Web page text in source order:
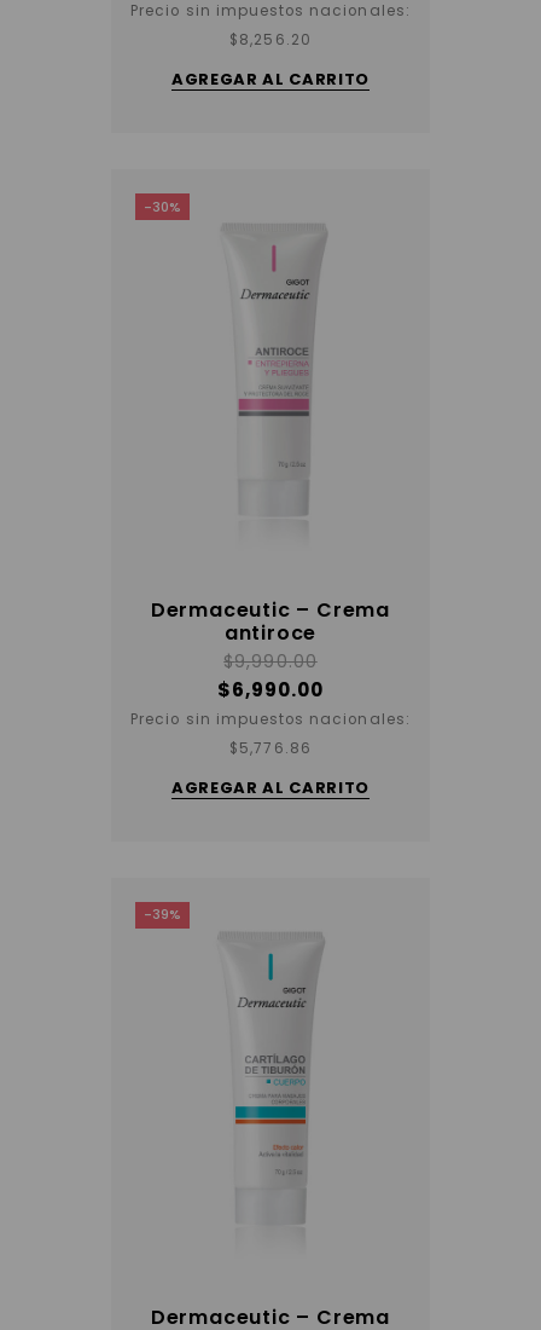
Precio sin impuestos nacionales:
$8,256.20
AGREGAR AL CARRITO
-30%
Dermaceutic – Crema
antiroce
$9,990.00
$6,990.00
Precio sin impuestos nacionales:
$5,776.86
AGREGAR AL CARRITO
-39%
Dermaceutic – Crema